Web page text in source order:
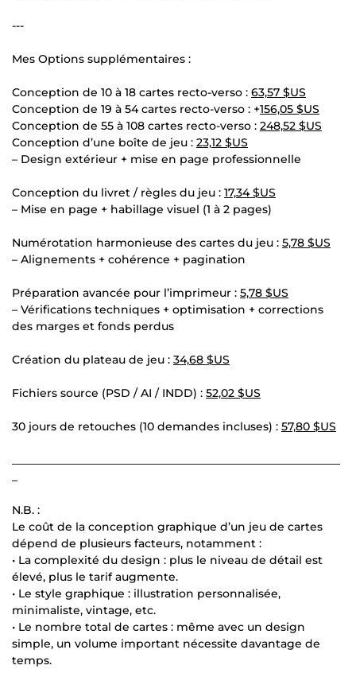
---
Mes Options supplémentaires :
Conception de 10 à 18 cartes recto-verso : 63,57 $US
Conception de 19 à 54 cartes recto-verso : +156,05 $US
Conception de 55 à 108 cartes recto-verso : 248,52 $US
Conception d’une boîte de jeu : 23,12 $US
– Design extérieur + mise en page professionnelle
Conception du livret / règles du jeu : 17,34 $US
– Mise en page + habillage visuel (1 à 2 pages)
Numérotation harmonieuse des cartes du jeu : 5,78 $US
– Alignements + cohérence + pagination
Préparation avancée pour l’imprimeur : 5,78 $US
– Vérifications techniques + optimisation + corrections
des marges et fonds perdus
Création du plateau de jeu : 34,68 $US
Fichiers source (PSD / AI / INDD) : 52,02 $US
30 jours de retouches (10 demandes incluses) : 57,80 $US
N.B. :
Le coût de la conception graphique d’un jeu de cartes
dépend de plusieurs facteurs, notamment :
• La complexité du design : plus le niveau de détail est
élevé, plus le tarif augmente.
• Le style graphique : illustration personnalisée,
minimaliste, vintage, etc.
• Le nombre total de cartes : même avec un design
simple, un volume important nécessite davantage de
temps.